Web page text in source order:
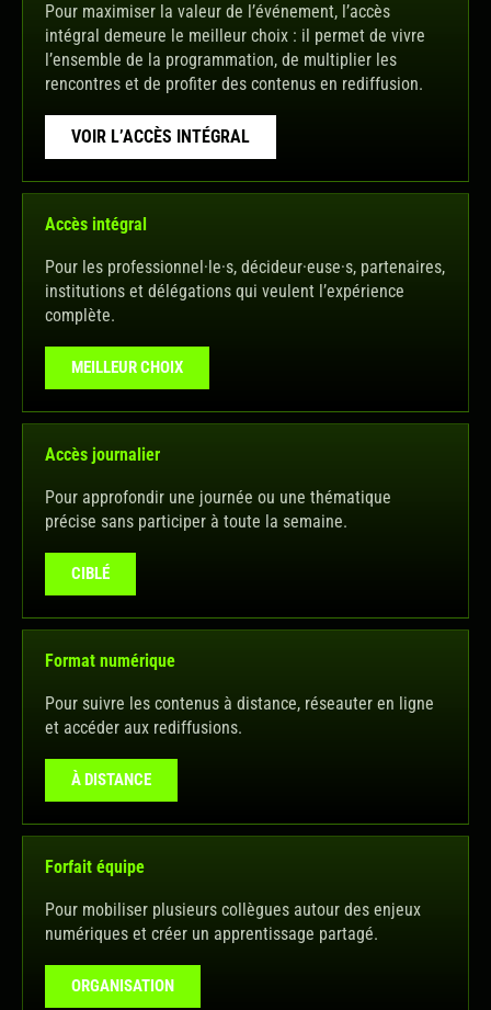
Pour maximiser la valeur de l’événement, l’accès
intégral demeure le meilleur choix : il permet de vivre
l’ensemble de la programmation, de multiplier les
rencontres et de profiter des contenus en rediffusion.
VOIR L’ACCÈS INTÉGRAL
Accès intégral
Pour les professionnel·le·s, décideur·euse·s, partenaires,
institutions et délégations qui veulent l’expérience
complète.
MEILLEUR CHOIX
Accès journalier
Pour approfondir une journée ou une thématique
précise sans participer à toute la semaine.
CIBLÉ
Format numérique
Pour suivre les contenus à distance, réseauter en ligne
et accéder aux rediffusions.
À DISTANCE
Forfait équipe
Pour mobiliser plusieurs collègues autour des enjeux
numériques et créer un apprentissage partagé.
ORGANISATION